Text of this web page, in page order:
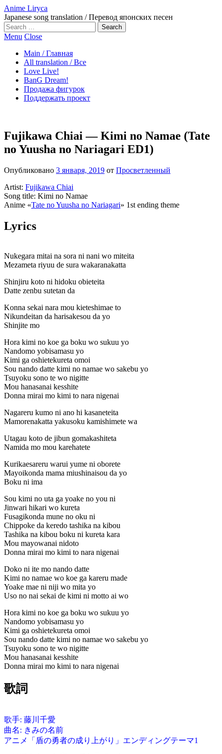
Anime Liryca
Japanese song translation / Перевод японских песен
Search
on:
Menu Close
Main / Главная
All translation / Все
Love Live!
BanG Dream!
Продажа фигурок
Поддержать проект
Fujikawa Chiai — Kimi no Namae (Tate
no Yuusha no Nariagari ED1)
Опубликовано 3 января, 2019 от Просветленный
Artist: Fujikawa Chiai
Song title: Kimi no Namae
Anime «Tate no Yuusha no Nariagari» 1st ending theme
Lyrics
Nukegara mitai na sora ni nani wo miteita
Mezameta riyuu de sura wakaranakatta
Shinjiru koto ni hidoku obieteita
Datte zenbu sutetan da
Konna sekai nara mou kieteshimae to
Nikundeitan da harisakesou da yo
Shinjite mo
Hora kimi no koe ga boku wo sukuu yo
Nandomo yobisamasu yo
Kimi ga oshietekureta omoi
Sou nando datte kimi no namae wo sakebu yo
Tsuyoku sono te wo nigitte
Mou hanasanai kesshite
Donna mirai mo kimi to nara nigenai
Nagareru kumo ni ano hi kasaneteita
Mamorenakatta yakusoku kamishimete wa
Utagau koto de jibun gomakashiteta
Namida mo mou karehatete
Kurikaesareru warui yume ni oborete
Mayoikonda mama miushinaisou da yo
Boku ni ima
Sou kimi no uta ga yoake no you ni
Jinwari hikari wo kureta
Fusagikonda mune no oku ni
Chippoke da keredo tashika na kibou
Tashika na kibou boku ni kureta kara
Mou mayowanai nidoto
Donna mirai mo kimi to nara nigenai
Doko ni ite mo nando datte
Kimi no namae wo koe ga kareru made
Yoake mae ni niji wo mita yo
Uso no nai sekai de kimi ni motto ai wo
Hora kimi no koe ga boku wo sukuu yo
Nandomo yobisamasu yo
Kimi ga oshietekureta omoi
Sou nando datte kimi no namae wo sakebu yo
Tsuyoku sono te wo nigitte
Mou hanasanai kesshite
Donna mirai mo kimi to nara nigenai
歌詞
歌手: 藤川千愛
曲名: きみの名前
アニメ「盾の勇者の成り上がり」エンディングテーマ1